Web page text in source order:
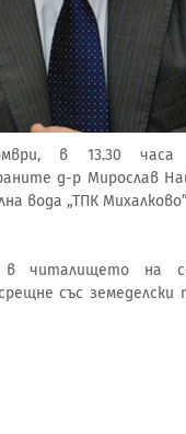
в 13.30 часа
д-р Мирослав
вода „ТПК
читалището на
със земеделски